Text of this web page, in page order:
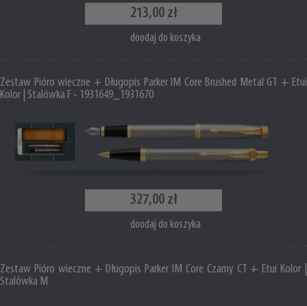
213,00 zł
doodaj do koszyka
Zestaw Pióro wieczne + Długopis Parker IM Core Brushed Metal GT + Etui
Kolor | Stalówka F - 1931649_1931670
327,00 zł
doodaj do koszyka
Zestaw Pióro wieczne + Długopis Parker IM Core Czarny CT + Etui Kolor |
Stalówka M